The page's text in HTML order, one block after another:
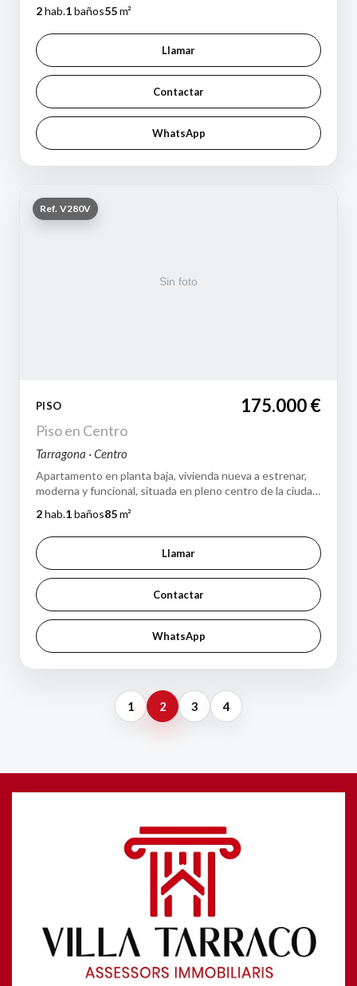
2hab.1baños55m²
Llamar
Contactar
WhatsApp
Ref. V280V
PISO 175.000 €
Piso en Centro
Tarragona · Centro
Apartamento en planta baja, vivienda nueva a estrenar,
moderna y funcional, situada en pleno centro de la ciudad,
2hab.1baños85m²
Llamar
Contactar
WhatsApp
1 2 3 4